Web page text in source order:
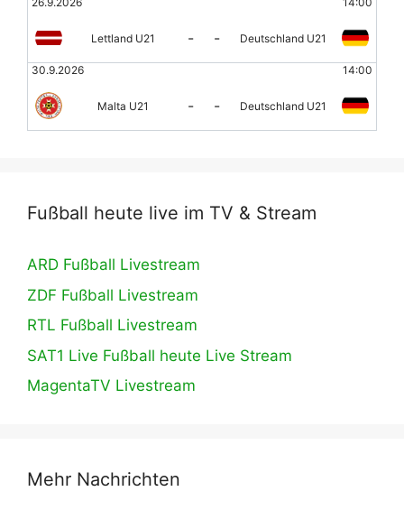
Lettland U21 - - Deutschland U21
30.9.2026 14:00
Malta U21 - - Deutschland U21
Fußball heute live im TV & Stream
ARD Fußball Livestream
ZDF Fußball Livestream
RTL Fußball Livestream
SAT1 Live Fußball heute Live Stream
MagentaTV Livestream
Mehr Nachrichten